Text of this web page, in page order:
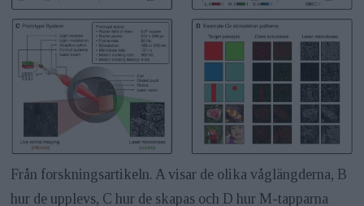
Från forskningsartikeln. A visar de olika våglängderna, B
hur de upplevs, C hur de skapas och D hur M-tapparna